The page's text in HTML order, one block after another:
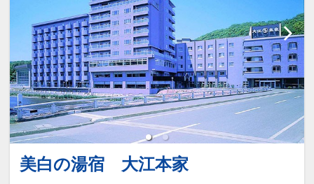
美白の湯宿 大江本家